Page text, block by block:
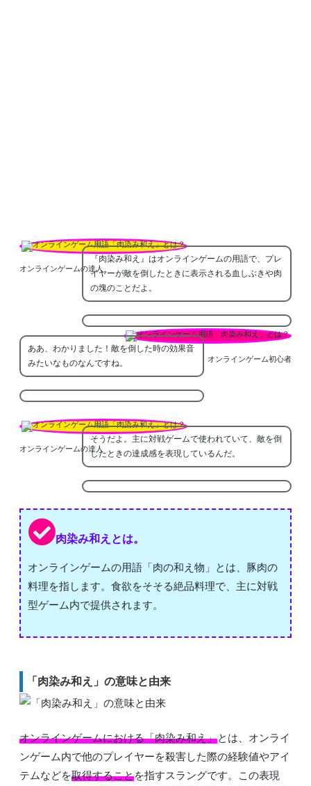
オンラインゲームの達人
『肉染み和え』はオンラインゲームの用語で、プレ
イヤーが敵を倒したときに表示される血しぶきや肉
の塊のことだよ。
オンラインゲーム初心者
ああ、わかりました！敵を倒した時の効果音
みたいなものなんですね。
オンラインゲームの達人
そうだよ。主に対戦ゲームで使われていて、敵を倒
したときの達成感を表現しているんだ。
肉染み和えとは。
オンラインゲームの用語「肉の和え物」とは、豚肉の
料理を指します。食欲をそそる絶品料理で、主に対戦
型ゲーム内で提供されます。
「肉染み和え」の意味と由来
オンラインゲームにおける「肉染み和え」とは、オンライ
ンゲーム内で他のプレイヤーを殺害した際の経験値やアイ
テムなどを取得することを指すスラングです。この表現